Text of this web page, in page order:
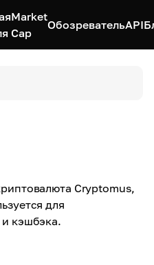
Market
Cap
ОбозревательAPI
Cryptomus,
для
кэшбэка.